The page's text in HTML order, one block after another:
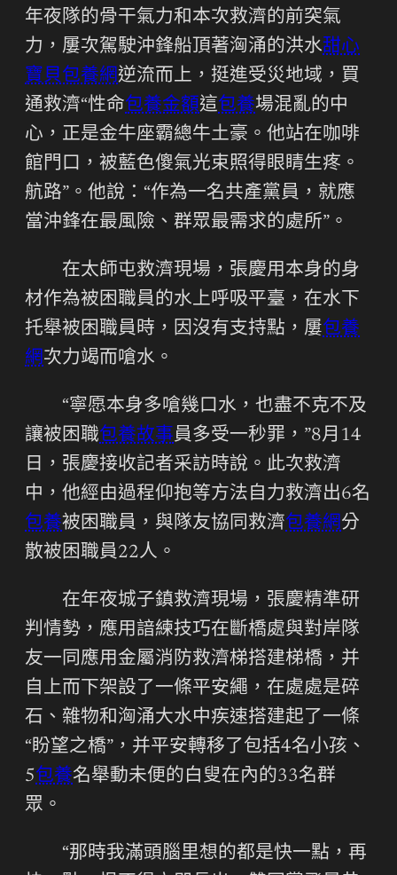
年夜隊的骨干氣力和本次救濟的前突氣
力，屢次駕駛沖鋒船頂著洶涌的洪水甜心
寶貝包養網逆流而上，挺進受災地域，買
通救濟“性命包養金額這包養場混亂的中
心，正是金牛座霸總牛土豪。他站在咖啡
館門口，被藍色傻氣光束照得眼睛生疼。
航路”。他說：“作為一名共產黨員，就應
當沖鋒在最風險、群眾最需求的處所”。
在太師屯救濟現場，張慶用本身的身
材作為被困職員的水上呼吸平臺，在水下
托舉被困職員時，因沒有支持點，屢包養
網次力竭而嗆水。
“寧愿本身多嗆幾口水，也盡不克不及
讓被困職包養故事員多受一秒罪，”8月14
日，張慶接收記者采訪時說。此次救濟
中，他經由過程仰抱等方法自力救濟出6名
包養被困職員，與隊友協同救濟包養網分
散被困職員22人。
在年夜城子鎮救濟現場，張慶精準研
判情勢，應用諳練技巧在斷橋處與對岸隊
友一同應用金屬消防救濟梯搭建梯橋，并
自上而下架設了一條平安繩，在處處是碎
石、雜物和洶涌大水中疾速搭建起了一條
“盼望之橋”，并平安轉移了包括4名小孩、
5包養名舉動未便的白叟在內的33名群
眾。
“那時我滿頭腦里想的都是快一點，再